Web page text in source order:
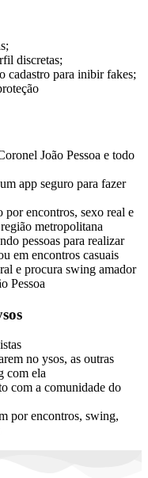
discretas;
cadastro para inibir fakes;
João Pessoa e todo
app seguro para fazer
por encontros, sexo real e
metropolitana
pessoas para realizar
em encontros casuais
e procura swing amador
Pessoa
no ysos, as outras
com ela
com a comunidade do
por encontros, swing,